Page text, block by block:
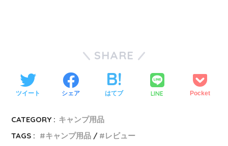
SHARE
ツイート シェア はてブ LINE Pocket
CATEGORY : キャンプ用品
TAGS :
キャンプ用品 レビュー